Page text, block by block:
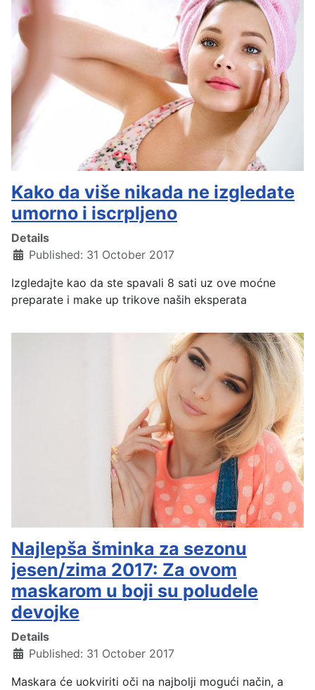
Kako da više nikada ne izgledate
umorno i iscrpljeno
Details
Published: 31 October 2017
Izgledajte kao da ste spavali 8 sati uz ove moćne
preparate i make up trikove naših eksperata
Najlepša šminka za sezonu
jesen/zima 2017: Za ovom
maskarom u boji su poludele
devojke
Details
Published: 31 October 2017
Maskara će uokviriti oči na najbolji mogući način, a